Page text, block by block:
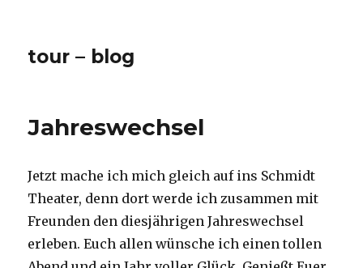
tour – blog
Jahreswechsel
Jetzt mache ich mich gleich auf ins Schmidt
Theater, denn dort werde ich zusammen mit
Freunden den diesjährigen Jahreswechsel
erleben. Euch allen wünsche ich einen tollen